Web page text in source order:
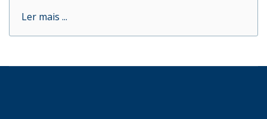
Ler mais ...